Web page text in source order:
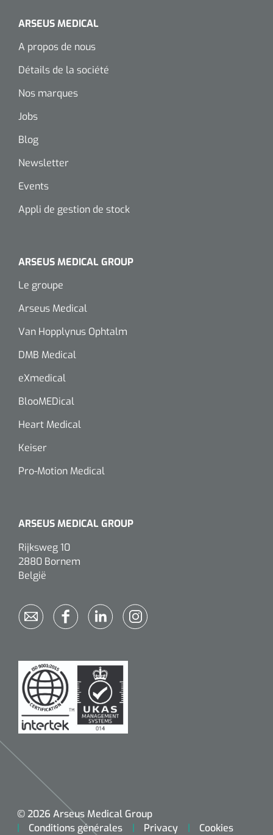
ARSEUS MEDICAL
A propos de nous
Détails de la société
Nos marques
Jobs
Blog
Newsletter
Events
Appli de gestion de stock
ARSEUS MEDICAL GROUP
Le groupe
Arseus Medical
Van Hopplynus Ophtalm
DMB Medical
eXmedical
BlooMEDical
Heart Medical
Keiser
Pro-Motion Medical
ARSEUS MEDICAL GROUP
Rijksweg 10
2880 Bornem
België
© 2026 Arseus Medical Group
Conditions générales
Privacy Cookies